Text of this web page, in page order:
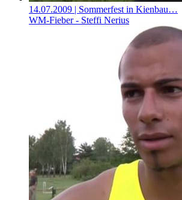
14.07.2009 | Sommerfest in Kienbau…
WM-Fieber - Steffi Nerius